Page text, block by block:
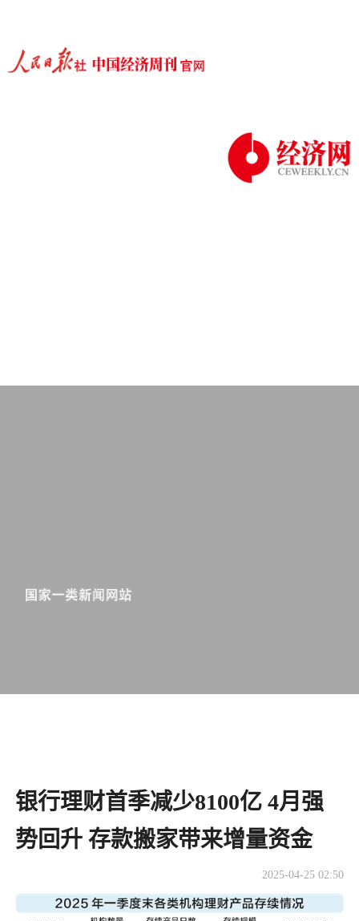
银行理财首季减少8100亿 4月强
势回升 存款搬家带来增量资金
2025-04-25 02:50